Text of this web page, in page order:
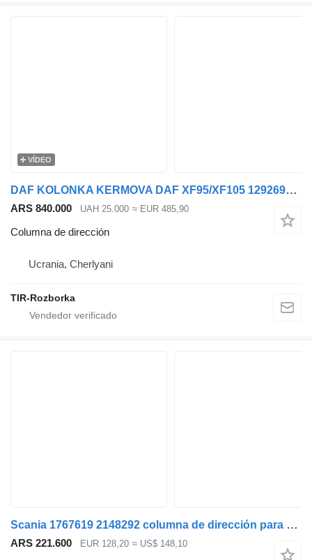
VÍDEO
DAF KOLONKA KERMOVA DAF XF95/XF105 1292696 RESTAVROVANA columna de dirección para DAF 95XF, XF105 cabeza tractora
ARS 840.000 UAH 25.000 ≈ EUR 485,90
Columna de dirección
Ucrania, Cherlyani
TIR-Rozborka
Scania 1767619 2148292 columna de dirección para Scania P,G,R,T-series (2004-2017) cabeza tractora
ARS 221.600 EUR 128,20 ≈ US$ 148,10